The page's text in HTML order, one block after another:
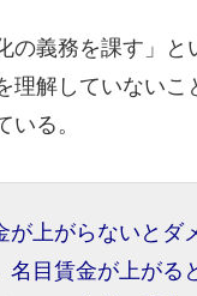
の義務を課す」
理解していない
いる。
が上がらないとダ
名目賃金が上がる